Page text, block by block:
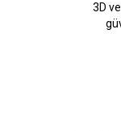
3D